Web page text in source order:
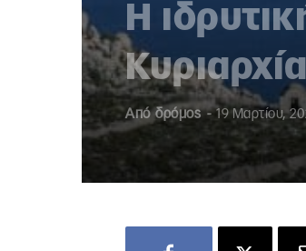
Η
Από δρόμος - 19 Μαρτίου,